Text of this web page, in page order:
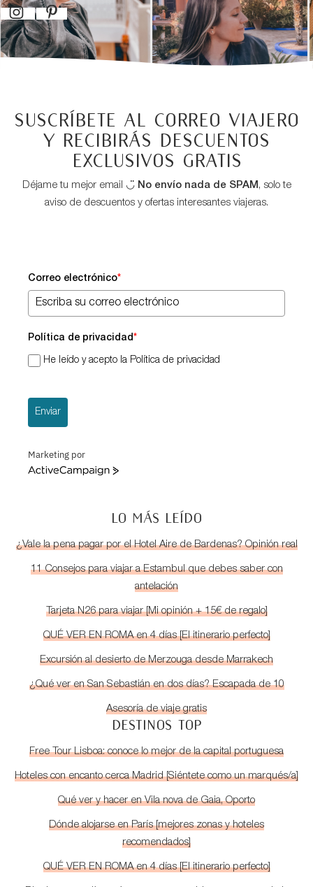
Suscríbete al correo viajero
y recibirás descuentos
exclusivos GRATIS
Déjame tu mejor email ◡̈ No envío nada de SPAM , solo te
aviso de descuentos y ofertas interesantes viajeras.
Correo electrónico*
Política de privacidad*
He leído y acepto la Política de privacidad
Enviar
Marketing por
ActiveCampaign
LO MÁS LEÍDO
¿Vale la pena pagar por el Hotel Aire de Bardenas? Opinión real
11 Consejos para viajar a Estambul que debes saber con
antelación
Tarjeta N26 para viajar [Mi opinión + 15€ de regalo]
QUÉ VER EN ROMA en 4 días [El itinerario perfecto]
Excursión al desierto de Merzouga desde Marrakech
¿Qué ver en San Sebastián en dos días? Escapada de 10
Asesoría de viaje gratis
DESTINOS TOP
Free Tour Lisboa: conoce lo mejor de la capital portuguesa
Hoteles con encanto cerca Madrid [Siéntete como un marqués/a]
Qué ver y hacer en Vila nova de Gaia, Oporto
Dónde alojarse en París [mejores zonas y hoteles
recomendados]
QUÉ VER EN ROMA en 4 días [El itinerario perfecto]